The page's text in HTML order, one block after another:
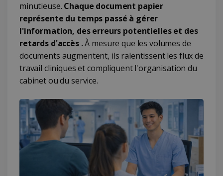
minutieuse. Chaque document papier
représente du temps passé à gérer
l'information, des erreurs potentielles et des
retards d'accès .À mesure que les volumes de
documents augmentent, ils ralentissent les flux de
travail cliniques et compliquent l'organisation du
cabinet ou du service.